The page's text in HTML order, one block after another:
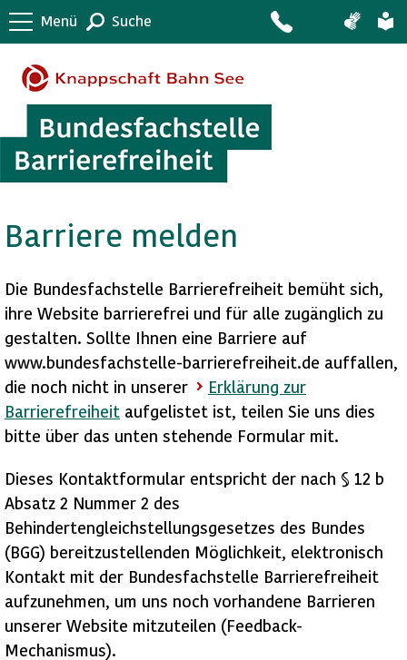
Menü Suche
Barriere melden
Die Bundesfachstelle Barrierefreiheit bemüht sich,
ihre Website barrierefrei und für alle zugänglich zu
gestalten. Sollte Ihnen eine Barriere auf
www.bundesfachstelle-barrierefreiheit.de auffallen,
die noch nicht in unserer
Erklärung zur
Barrierefreiheit aufgelistet ist, teilen Sie uns dies
bitte über das unten stehende Formular mit.
Dieses Kontaktformular entspricht der nach § 12 b
Absatz 2 Nummer 2 des
Behindertengleichstellungsgesetzes des Bundes
(BGG) bereitzustellenden Möglichkeit, elektronisch
Kontakt mit der Bundesfachstelle Barrierefreiheit
aufzunehmen, um uns noch vorhandene Barrieren
unserer Website mitzuteilen (Feedback-
Mechanismus).